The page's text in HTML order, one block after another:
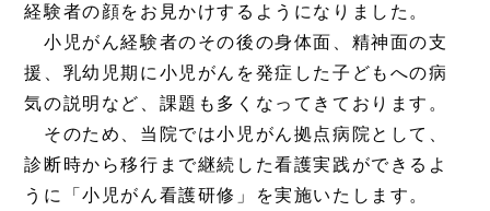
経験者の顔をお見かけするようになりました。
小児がん経験者のその後の身体面、精神面の支
援、乳幼児期に小児がんを発症した子どもへの病
気の説明など、課題も多くなってきております。
そのため、当院では小児がん拠点病院として、
診断時から移行まで継続した看護実践ができるよ
うに「小児がん看護研修」を実施いたします。